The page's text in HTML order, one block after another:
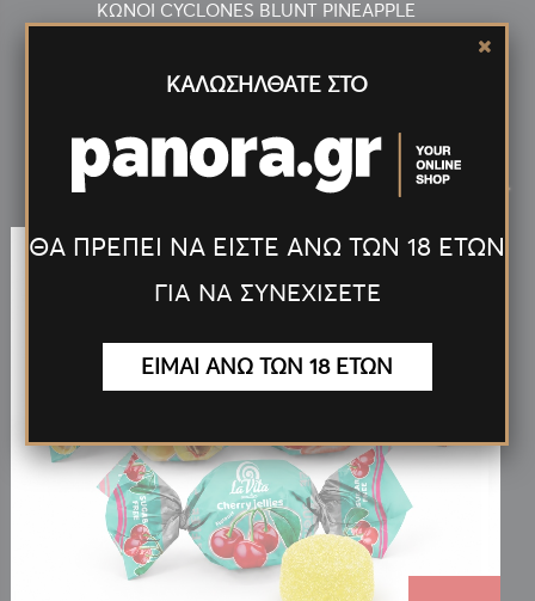
ΚΩΝΟΙ CYCLONES BLUNT PINEAPPLE
ΝέαΠροϊόντα >
ΚΑΛΩΣΗΛΘΑΤΕ ΣΤΟ
ΘΑ ΠΡΕΠΕΙ ΝΑ ΕΙΣΤΕ ΑΝΩ ΤΩΝ 18 ΕΤΩΝ
ΓΙΑ ΝΑ ΣΥΝΕΧΙΣΕΤΕ
ΕΙΜΑΙ ΑΝΩ ΤΩΝ 18 ΕΤΩΝ